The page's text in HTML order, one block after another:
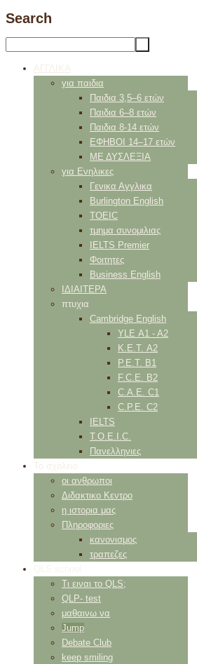
Search
ΑΓΓΛΙΚΑ
για παιδια
Παιδια 3,5–6 ετών
Παιδια 6–8 ετών
Παιδια 8-14 ετών
ΕΦΗΒΟΙ 14–17 ετών
ΜΕ ΔΥΣΛΕΞΙΑ
για Ενηλικες
Γενικα Αγγλικα
Burlington English
TOEIC
τμημα συνομιλιας
IELTS Premier
Φοιτητες
Business English
ΙΔΙΑΙΤΕΡΑ
πτυχια
Cambridge English
YLE Α1 - Α2
K.E.T. Α2
P.E.T. Β1
F.C.E. Β2
C.A.E. C1
C.P.E. C2
IELTS
Τ.Ο.Ε.Ι.C.
Πανελληνιες
Το σχολειο
οι ανθρωποι
Διδακτικο Κεντρο
η ιστορια μας
Πληροφοριες
κανονισμος
τραπεζες
Τι ειναι το QLS;
QLP- test
μαθαινω να
Jump
Debate Club
keep smiling